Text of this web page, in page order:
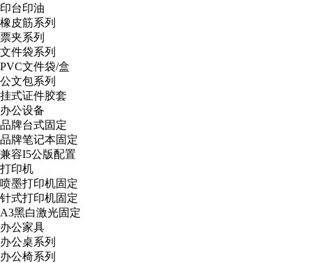
印台印油
橡皮筋系列
票夹系列
文件袋系列
PVC文件袋/盒
公文包系列
挂式证件胶套
办公设备
品牌台式固定
品牌笔记本固定
兼容I5公版配置
打印机
喷墨打印机固定
针式打印机固定
A3黑白激光固定
办公家具
办公桌系列
办公椅系列